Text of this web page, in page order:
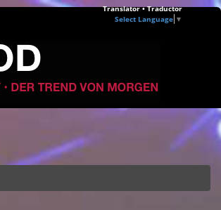
Translator • Traductor
Select Language ▼